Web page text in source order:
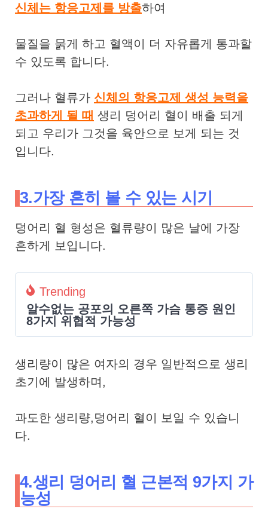
신체는 항응고제를 방출하여
물질을 묽게 하고 혈액이 더 자유롭게 통과할
수 있도록 합니다.
그러나 혈류가 신체의 항응고제 생성 능력을
초과하게 될 때 생리 덩어리 혈이 배출 되게
되고 우리가 그것을 육안으로 보게 되는 것
입니다.
3.가장 흔히 볼 수 있는 시기
덩어리 혈 형성은 혈류량이 많은 날에 가장
흔하게 보입니다.
Trending
알수없는 공포의 오른쪽 가슴 통증 원인
8가지 위협적 가능성
생리량이 많은 여자의 경우 일반적으로 생리
초기에 발생하며,
과도한 생리량,덩어리 혈이 보일 수 있습니
다.
4.생리 덩어리 혈 근본적 9가지 가
능성